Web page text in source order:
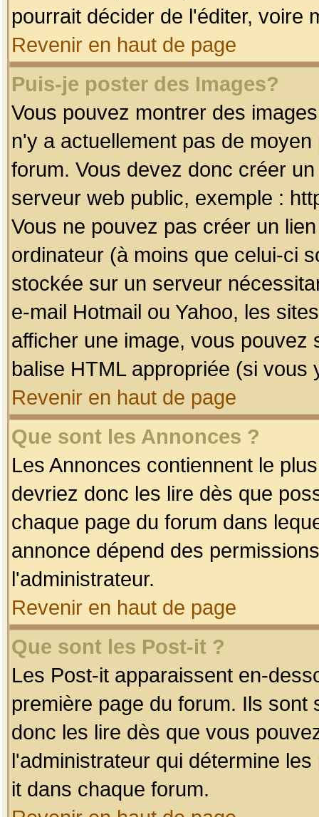
pourrait décider de l'éditer, voire
Revenir en haut de page
Puis-je poster des Images?
Vous pouvez montrer des
n'y a actuellement pas de
forum. Vous devez donc créer
serveur web public, exemple :
Vous ne pouvez pas créer un
ordinateur (à moins que celui-ci
stockée sur un serveur
e-mail Hotmail ou Yahoo, les
afficher une image, vous pouvez
balise HTML appropriée (si vous
Revenir en haut de page
Que sont les Annonces ?
Les Annonces contiennent le
devriez donc les lire dès que
chaque page du forum dans
annonce dépend des
l'administrateur.
Revenir en haut de page
Que sont les Post-it ?
Les Post-it apparaissent en-
première page du forum. Ils
donc les lire dès que vous
l'administrateur qui détermine
it dans chaque forum.